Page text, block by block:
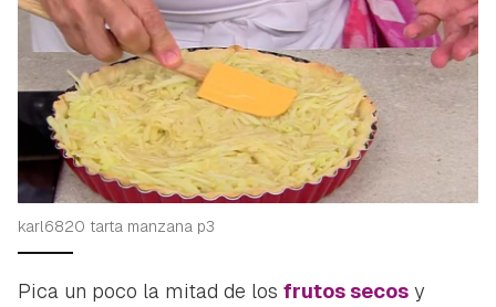
karl6820 tarta manzana p3
Pica un poco la mitad de los frutos secos y